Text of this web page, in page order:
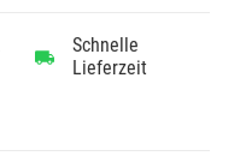
Schnelle
Lieferzeit